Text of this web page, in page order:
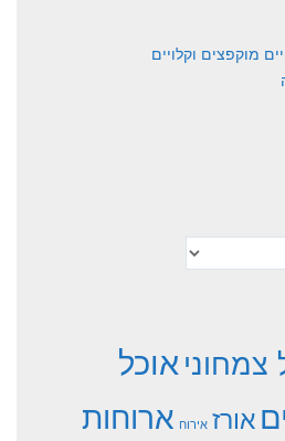
מוקפצים וקלויים
צמחוניאוכל
אורז אירוח ארוחות